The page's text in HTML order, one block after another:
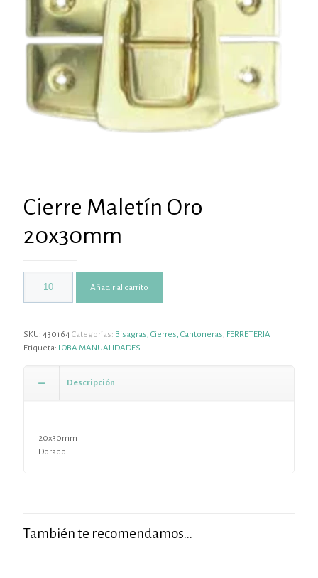
Cierre Maletín Oro
20x30mm
Añadir al carrito
SKU: 430164Categorías: Bisagras, Cierres, Cantoneras, FERRETERIA
Etiqueta: LOBA MANUALIDADES
Descripción
20x30mm
Dorado
También te recomendamos…